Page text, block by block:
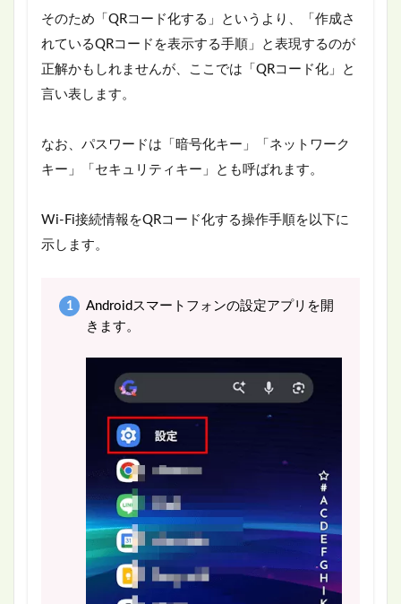
そのため「QRコード化する」というより、「作成さ
れているQRコードを表示する手順」と表現するのが
正解かもしれませんが、ここでは「QRコード化」と
言い表します。
なお、パスワードは「暗号化キー」「ネットワーク
キー」「セキュリティキー」とも呼ばれます。
Wi-Fi接続情報をQRコード化する操作手順を以下に
示します。
Androidスマートフォンの設定アプリを開
きます。